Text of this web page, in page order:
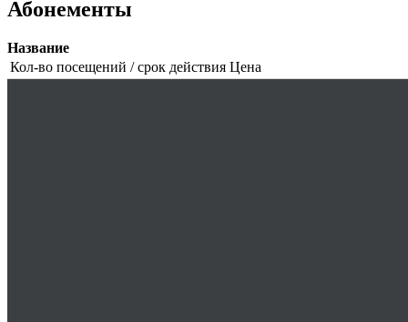
Абонементы
Название
Кол-во посещений / срок действия Цена